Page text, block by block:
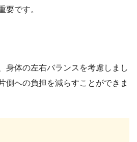
要です。
身体の左右バランスを考慮しまし
側への負担を減らすことができま